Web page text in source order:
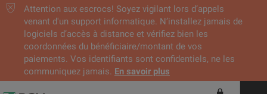
Attention aux escrocs! Soyez vigilant lors d’appels
venant d'un support informatique. N’installez jamais de
logiciels d’accès à distance et vérifiez bien les
coordonnées du bénéficiaire/montant de vos
paiements. Vos identifiants sont confidentiels, ne les
communiquez jamais. En savoir plus